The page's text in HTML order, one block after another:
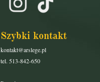
Szybki kontakt
kontakt@arslege.pl
tel. 513-842-650